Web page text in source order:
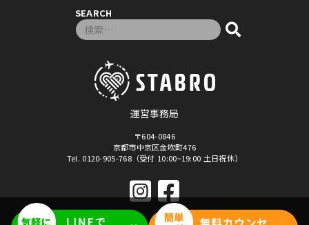
SEARCH
検索対象:
運営事務局
〒604-0846
京都市中京区金吹町476
Tel. 0120-905-768（受付 10:00~19:00 土日祝休）